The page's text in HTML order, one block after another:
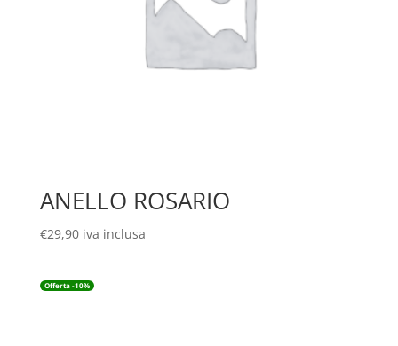
ANELLO ROSARIO
€29,90 iva inclusa
Offerta -10%